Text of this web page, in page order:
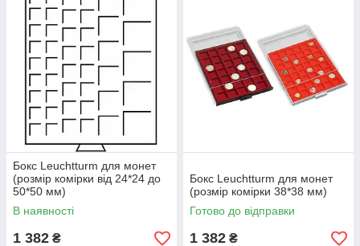
Бокс Leuchtturm для монет
(розмір комірки від 24*24 до
50*50 мм)
В наявності
1 382 ₴
Бокс Leuchtturm для монет
(розмір комірки 38*38 мм)
Готово до відправки
1 382 ₴